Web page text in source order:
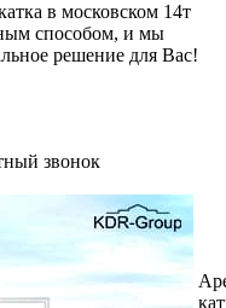
в московском 14т
способом, и мы
решение для Вас!
звонок